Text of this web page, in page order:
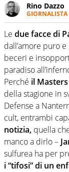
Rino Dazzo
GIORNALISTA
Se mai ci
una nicchia
una svista
curve
Le due facce di
dall’amore puro
beceri e
paradiso
Perché il
della stagione in
Defense a
cult, entrambi
notizia, quella
manco a dirlo –
sulfurea ha per
i “tifosi” di un